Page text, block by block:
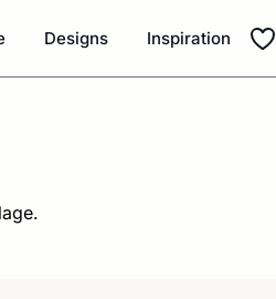
Designs Inspiration